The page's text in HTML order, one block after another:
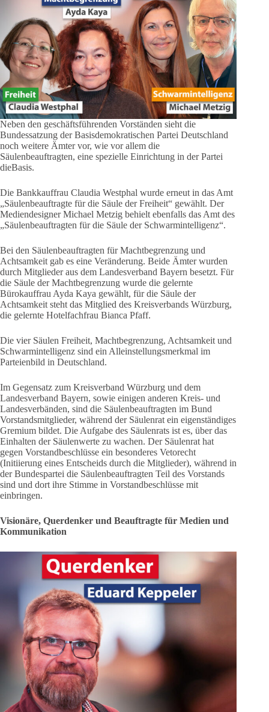
Neben den geschäftsführenden Vorständen sieht die
Bundessatzung der Basisdemokratischen Partei Deutschland
noch weitere Ämter vor, wie vor allem die
Säulenbeauftragten, eine spezielle Einrichtung in der Partei
dieBasis.
Die Bankkauffrau Claudia Westphal wurde erneut in das Amt
„Säulenbeauftragte für die Säule der Freiheit“ gewählt. Der
Mediendesigner Michael Metzig behielt ebenfalls das Amt des
„Säulenbeauftragten für die Säule der Schwarmintelligenz“.
Bei den Säulenbeauftragten für Machtbegrenzung und
Achtsamkeit gab es eine Veränderung. Beide Ämter wurden
durch Mitglieder aus dem Landesverband Bayern besetzt. Für
die Säule der Machtbegrenzung wurde die gelernte
Bürokauffrau Ayda Kaya gewählt, für die Säule der
Achtsamkeit steht das Mitglied des Kreisverbands Würzburg,
die gelernte Hotelfachfrau Bianca Pfaff.
Die vier Säulen Freiheit, Machtbegrenzung, Achtsamkeit und
Schwarmintelligenz sind ein Alleinstellungsmerkmal im
Parteienbild in Deutschland.
Im Gegensatz zum Kreisverband Würzburg und dem
Landesverband Bayern, sowie einigen anderen Kreis- und
Landesverbänden, sind die Säulenbeauftragten im Bund
Vorstandsmitglieder, während der Säulenrat ein eigenständiges
Gremium bildet. Die Aufgabe des Säulenrats ist es, über das
Einhalten der Säulenwerte zu wachen. Der Säulenrat hat
gegen Vorstandbeschlüsse ein besonderes Vetorecht
(Initiierung eines Entscheids durch die Mitglieder), während in
der Bundespartei die Säulenbeauftragten Teil des Vorstands
sind und dort ihre Stimme in Vorstandbeschlüsse mit
einbringen.
Visionäre, Querdenker und Beauftragte für Medien und
Kommunikation